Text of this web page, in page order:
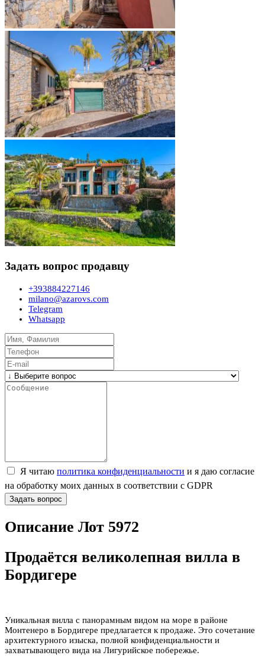
Задать вопрос продавцу
+393884227146
milano@azarovs.com
Telegram
Whatsapp
Я читаю политика конфиденциальности и я даю согласие
на обработку моих данных в соответствии с GDPR
Задать вопрос
Описание Лот 5972
Продаётся великолепная вилла в
Бордигере
Уникальная вилла с панорамным видом на море в районе
Монтенеро в Бордигере предлагается к продаже. Это сочетание
архитектурного изыска, полной конфиденциальности и
захватывающего вида на Лигурийское побережье.